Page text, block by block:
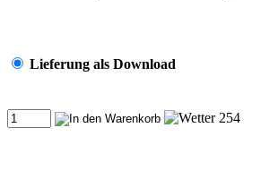
Lieferung als Download